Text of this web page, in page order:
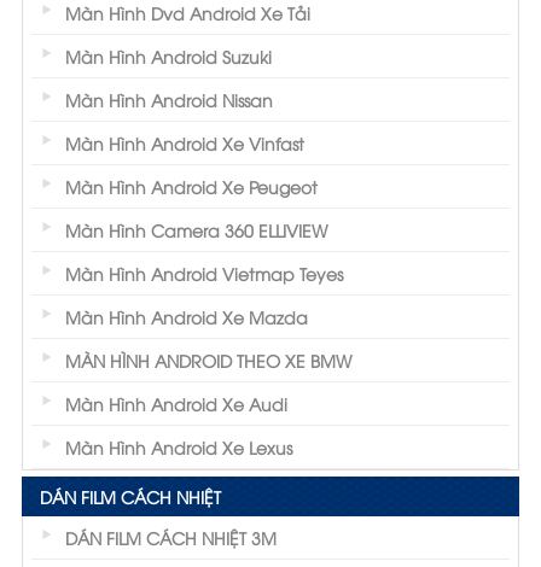
Màn Hình Dvd Android Xe Tải
Màn Hình Android Suzuki
Màn Hình Android Nissan
Màn Hình Android Xe Vinfast
Màn Hình Android Xe Peugeot
Màn Hình Camera 360 ELLIVIEW
Màn Hình Android Vietmap Teyes
Màn Hình Android Xe Mazda
MÀN HÌNH ANDROID THEO XE BMW
Màn Hình Android Xe Audi
Màn Hình Android Xe Lexus
DÁN FILM CÁCH NHIỆT
DÁN FILM CÁCH NHIỆT 3M